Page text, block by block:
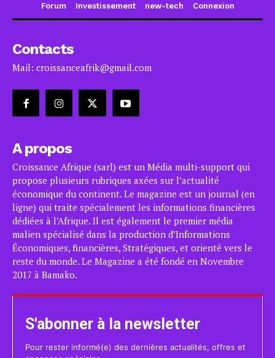
Forum Investissement new-tech Connexion
Contacts
Mail: croissanceafrik@gmail.com
A propos
Croissance Afrique (sarl) est un Média multi-support qui
propose plusieurs rubriques axées sur l’actualité
économique du continent. Le magazine est un journal (en
ligne) qui traite spécialement les informations financières
dédiées à l’Afrique. Il est également le premier média
malien spécialisé dans la production d’Informations
Économiques, financières, Stratégiques, et orienté vers le
reste du monde. Le Magazine a été fondé en Novembre
2017 à Bamako.
S'abonner à la newsletter
Pour rester informé(e) des dernières actualités, offres et